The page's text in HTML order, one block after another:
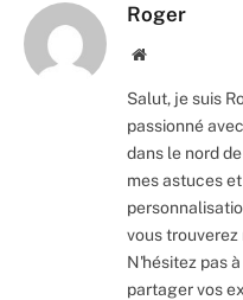
Roger
Website
Salut, je suis
passionné
dans le nord
mes astuces
vous
N'hésitez pas
partager vos